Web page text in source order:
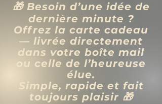
🎁 Besoin d’une idée de
dernière minute ?
Offrez la carte cadeau
— livrée directement
dans votre boîte mail
ou celle de l’heureuse
élue.
Simple, rapide et fait
toujours plaisir 🎁